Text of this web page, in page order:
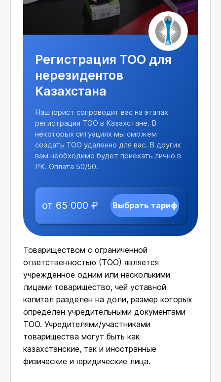
Регистрация ТОО для
нерезидентов
Казахстана
Наш юрист сопроводит вас на этапах
регистрации ТОО в Казахстане. В
некоторых ситуациях мы сможем
создать ТОО удаленно для вас. В других
вам необходимо будет приехать лично в
РК. Оплата 50/50.
от 65 000 ₽ Выбрать тариф
Товариществом с ограниченной
ответственностью (ТОО) является
учрежденное одним или несколькими
лицами товарищество, чей уставной
капитал разделен на доли, размер которых
определен учредительными документами
ТОО. Учредителями/участниками
товарищества могут быть как
казахстанские, так и иностранные
физические и юридические лица.